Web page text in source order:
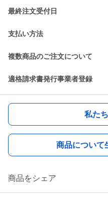
最終注文受付日
支払い方法
複数商品のご注文について
適格請求書発行事業者登録
私た
商品について
商品をシェア